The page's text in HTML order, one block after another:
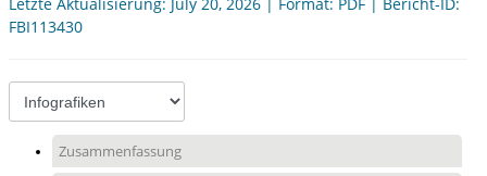
Letzte Aktualisierung: July 20, 2026 | Format: PDF | Bericht-ID:
FBI113430
Zusammenfassung